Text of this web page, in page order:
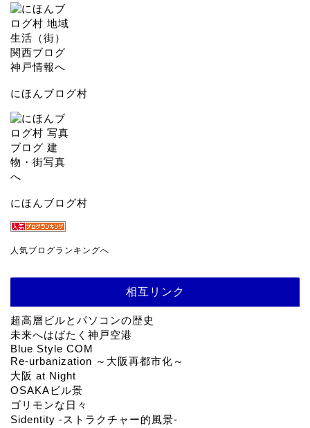
にほんブログ村
にほんブログ村
人気ブログランキングへ
相互リンク
超高層ビルとパソコンの歴史
未来へはばたく神戸空港
Blue Style COM
Re-urbanization ～大阪再都市化～
大阪 at Night
OSAKAビル景
ゴリモンな日々
Sidentity -ストラクチャー的風景-